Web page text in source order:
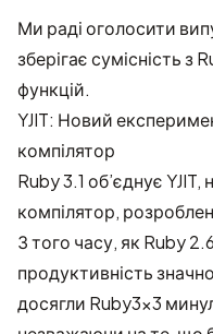
Ми раді оголосити
зберігає сумісність з
функцій.
YJIT: Новий
компілятор
Ruby 3.1 об’єднує
компілятор,
З того часу, як Ruby
продуктивність
досягли Ruby3x3